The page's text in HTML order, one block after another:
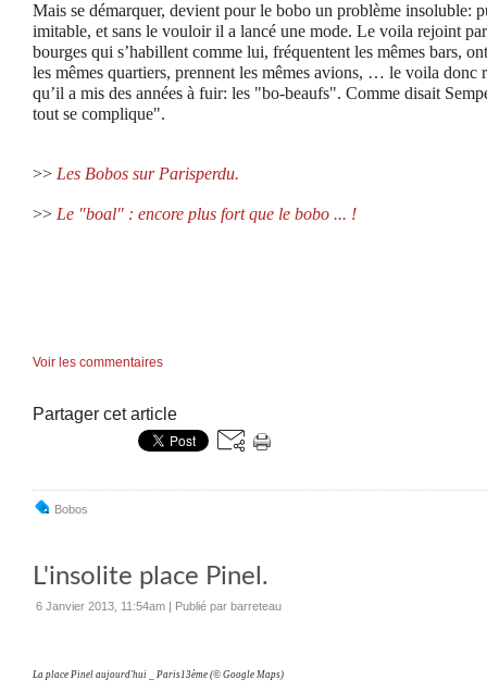
Mais se démarquer, devient pour le bobo un problème insoluble:
imitable, et sans le vouloir il a lancé une mode. Le voila rejoint
bourges qui s’habillent comme lui, fréquentent les mêmes bars,
les mêmes quartiers, prennent les mêmes avions, … le voila donc
qu’il a mis des années à fuir: les "bo-beaufs". Comme disait
tout se complique".
>> Les Bobos sur Parisperdu.
>> Le "boal" : encore plus fort que le bobo ... !
Voir les commentaires
Partager cet article
Bobos
L'insolite place Pinel.
6 Janvier 2013, 11:54am Publié par barreteau
La place Pinel aujourd'hui _ Paris13ème (© Google Maps)